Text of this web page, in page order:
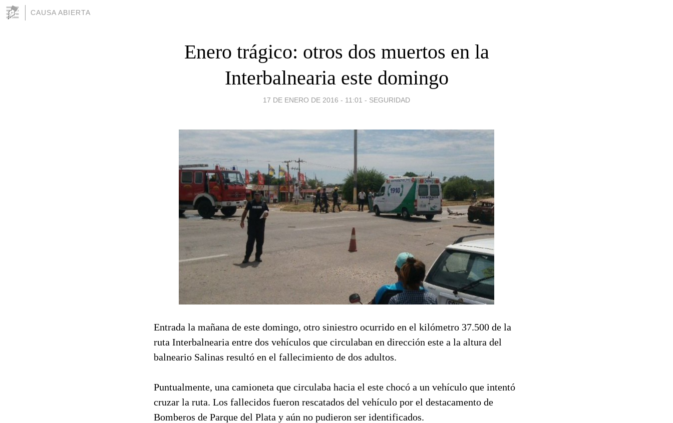
CAUSA ABIERTA
Enero trágico: otros dos muertos en la
Interbalnearia este domingo
17 DE ENERO DE 2016 - 11:01 - SEGURIDAD
Entrada la mañana de este domingo, otro siniestro ocurrido en el kilómetro 37.500 de la
ruta Interbalnearia entre dos vehículos que circulaban en dirección este a la altura del
balneario Salinas resultó en el fallecimiento de dos adultos.
Puntualmente, una camioneta que circulaba hacia el este chocó a un vehículo que intentó
cruzar la ruta. Los fallecidos fueron rescatados del vehículo por el destacamento de
Bomberos de Parque del Plata y aún no pudieron ser identificados.